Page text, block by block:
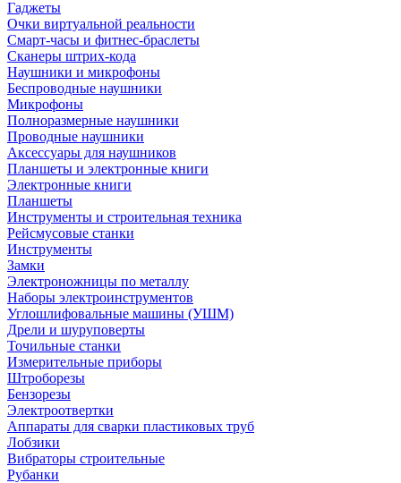
Гаджеты
Очки виртуальной реальности
Смарт-часы и фитнес-браслеты
Сканеры штрих-кода
Наушники и микрофоны
Беспроводные наушники
Микрофоны
Полноразмерные наушники
Проводные наушники
Аксессуары для наушников
Планшеты и электронные книги
Электронные книги
Планшеты
Инструменты и строительная техника
Рейсмусовые станки
Инструменты
Замки
Электроножницы по металлу
Наборы электроинструментов
Углошлифовальные машины (УШМ)
Дрели и шуруповерты
Точильные станки
Измерительные приборы
Штроборезы
Бензорезы
Электроотвертки
Аппараты для сварки пластиковых труб
Лобзики
Вибраторы строительные
Рубанки